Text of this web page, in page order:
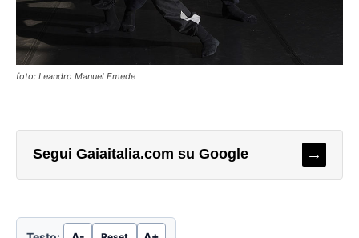
foto: Leandro Manuel Emede
Segui Gaiaitalia.com su Google →